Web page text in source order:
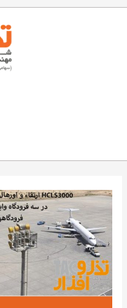
رفتن
راهکارهای تذروافزار در صنایع
خدمات و پشتیبانی
دعوت به همکاری